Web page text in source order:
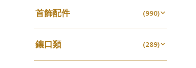
首飾配件 (990)
耳環類配件 (341)
卷迫系列 (13)
螺絲迫系列 (15)
鏈類配件
鑲口類 (289)
四爪頭系列 (20)